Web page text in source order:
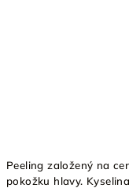
Peeling založený na
pokožku hlavy.